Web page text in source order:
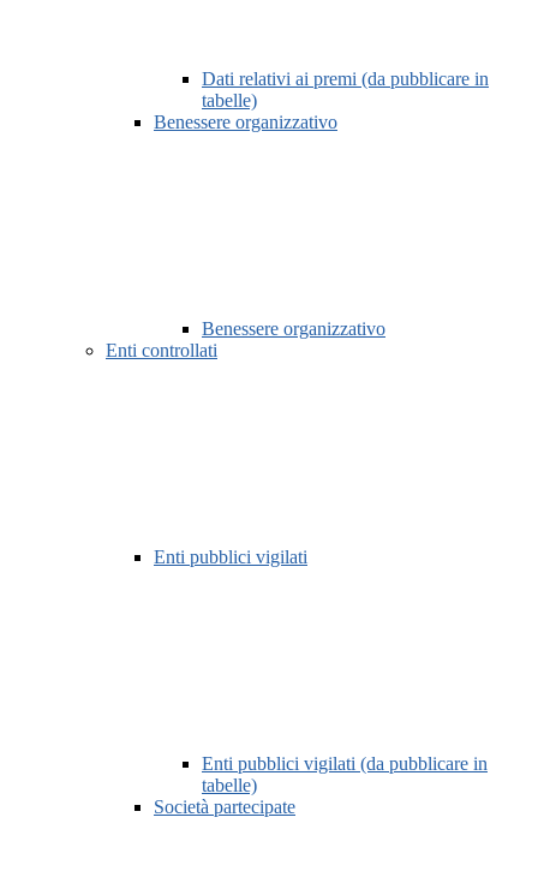
Dati relativi ai premi (da pubblicare in
tabelle)
Benessere organizzativo
Benessere organizzativo
Enti controllati
Enti pubblici vigilati
Enti pubblici vigilati (da pubblicare in
tabelle)
Società partecipate